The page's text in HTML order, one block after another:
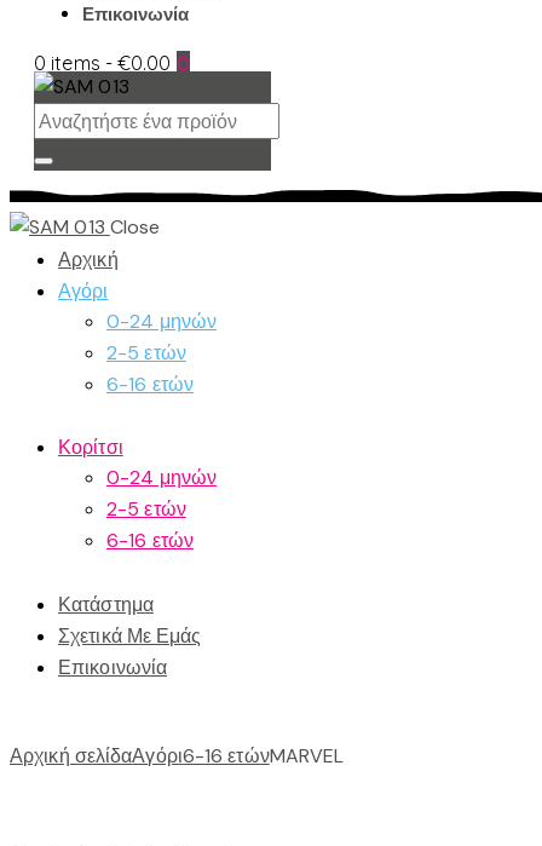
Επικοινωνία
0 items -€0.00 0
Close
Αρχική
Αγόρι
0-24 μηνών
2-5 ετών
6-16 ετών
Κορίτσι
0-24 μηνών
2-5 ετών
6-16 ετών
Κατάστημα
Σχετικά Με Εμάς
Επικοινωνία
Αρχική σελίδαΑγόρι6-16 ετώνMARVEL